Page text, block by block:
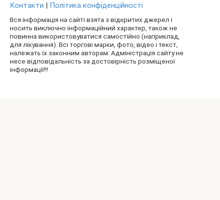
Контакти | Політика конфіденційності
Вся інформація на сайті взята з відкритих джерел і
носить виключно інформаційний характер, також не
повинна використовуватися самостійно (наприклад,
для лікування). Всі торгові марки, фото, відео і текст,
належать їх законним авторам. Адміністрація сайту не
несе відповідальність за достовірність розміщеної
інформації!!!